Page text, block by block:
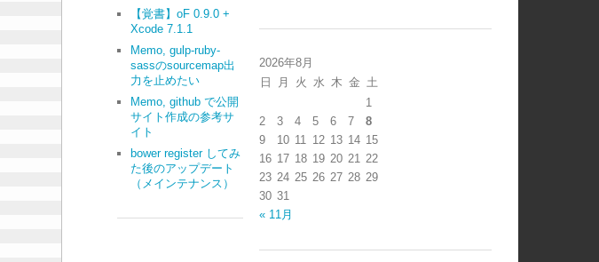
【覚書】oF 0.9.0 +
Xcode 7.1.1
Memo, gulp-ruby-
sassのsourcemap出
力を止めたい
Memo, github で公開
サイト作成の参考サ
イト
bower register してみ
た後のアップデート
（メインテナンス）
2026年8月
日
月 火 水 木 金 土
1
2
3 4 5 6 7
8
9
10 11 12 13 14 15
16 17 18 19 20 21 22
23 24 25 26 27 28 29
30 31
« 11月